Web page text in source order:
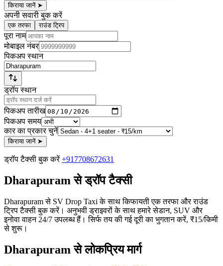
किराया जानें➤
अपनी सवारी बुक करें
एक तरफा राउंड ट्रिप
पूरा नाम
मोबाइल नंबर
पिकअप स्थान
ड्रॉप स्थान
पिकअप तारीख
पिकअप समय
कार का प्रकार चुनें
किराया जानें➤
ड्रॉप टैक्सी बुक करें+917708672631
Dharapuram से ड्रॉप टैक्सी
Dharapuram से SV Drop Taxi के साथ किफायती एक तरफा और राउंड
ट्रिप टैक्सी बुक करें। अनुभवी ड्राइवरों के साथ हमारे सेडान, SUV और
इनोवा वाहन 24/7 उपलब्ध हैं। सिर्फ तय की गई दूरी का भुगतान करें, ₹15/किमी
से शुरू।
Dharapuram से लोकप्रिय मार्ग